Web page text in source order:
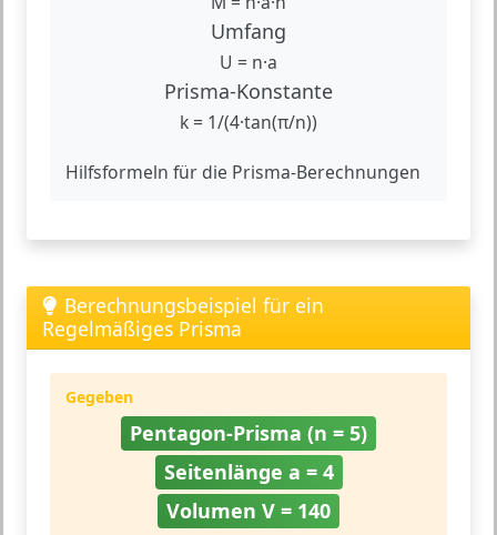
Umfang
U = n·a
Prisma-Konstante
k = 1/(4·tan(π/n))
Hilfsformeln für die Prisma-Berechnungen
Berechnungsbeispiel für ein
Regelmäßiges Prisma
Gegeben
Pentagon-Prisma (n = 5)
Seitenlänge a = 4
Volumen V = 140